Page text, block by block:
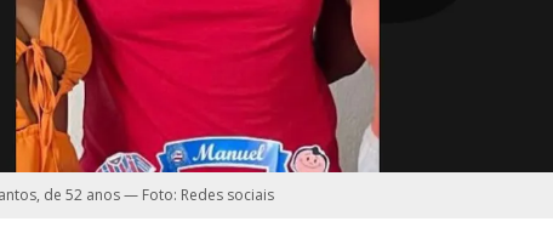
de 52 anos — Foto: Redes sociais